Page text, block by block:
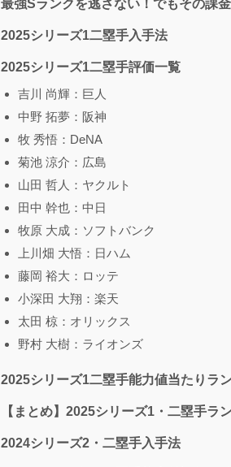
最強Sランクを逃さない！でもその課
2025シリーズ1二塁手入手法
2025シリーズ1二塁手評価一覧
吉川 尚輝：巨人
中野 拓夢：阪神
牧 秀悟：DeNA
菊池 涼介：広島
山田 哲人：ヤクルト
田中 幹也：中日
牧原 大成：ソフトバンク
上川畑 大悟：日ハム
藤岡 裕大：ロッテ
小深田 大翔：楽天
太田 椋：オリックス
野村 大樹：ライオンズ
2025シリーズ1二塁手能力値当たりラ
【まとめ】2025シリーズ1・二塁手ラ
2024シリーズ2・二塁手入手法